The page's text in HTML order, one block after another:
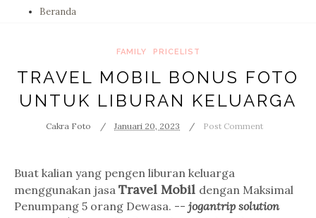
Beranda
FAMILY PRICELIST
TRAVEL MOBIL BONUS FOTO
UNTUK LIBURAN KELUARGA
Cakra Foto Januari 20, 2023 Post Comment
Buat kalian yang pengen liburan keluarga
menggunakan jasa Travel Mobil dengan Maksimal
Penumpang 5 orang Dewasa. -- jogantrip solution